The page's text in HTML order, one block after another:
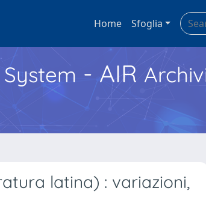
Home Sfoglia
- AIR
latina) : variazioni,